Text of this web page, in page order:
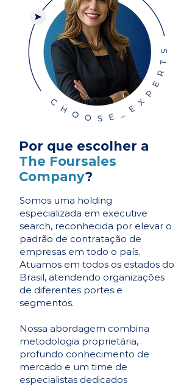
Por que escolher a
The Foursales
Company?
Somos uma holding
especializada em executive
search, reconhecida por elevar o
padrão de contratação de
empresas em todo o país.
Atuamos em todos os estados do
Brasil, atendendo organizações
de diferentes portes e
segmentos.
Nossa abordagem combina
metodologia proprietária,
profundo conhecimento de
mercado e um time de
especialistas dedicados